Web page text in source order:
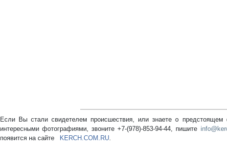
Если Вы стали свидетелем происшествия, или знаете о предстоящем
интересными фотографиями, звоните +7-(978)-853-94-44, пишите
появится на сайте
KERCH.COM.RU.